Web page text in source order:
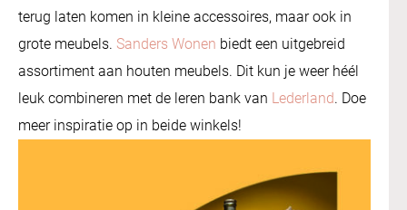
terug laten komen in kleine accessoires, maar ook in
grote meubels. Sanders Wonen biedt een uitgebreid
assortiment aan houten meubels. Dit kun je weer héél
leuk combineren met de leren bank van Lederland. Doe
meer inspiratie op in beide winkels!